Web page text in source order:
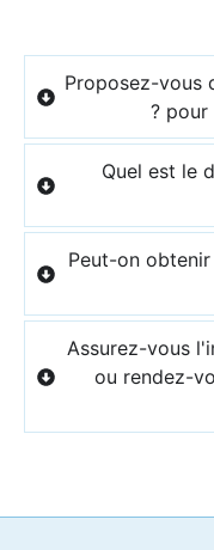
Proposez-
Quel est le
Peut-on
Assurez-vous
ou rendez-